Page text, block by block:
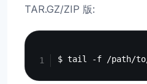
TAR.GZ/ZIP 版: